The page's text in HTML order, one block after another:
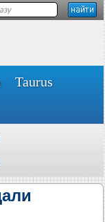
Taurus